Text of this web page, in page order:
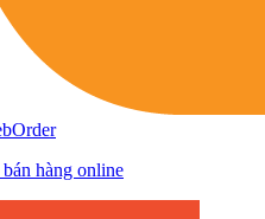
hàng online